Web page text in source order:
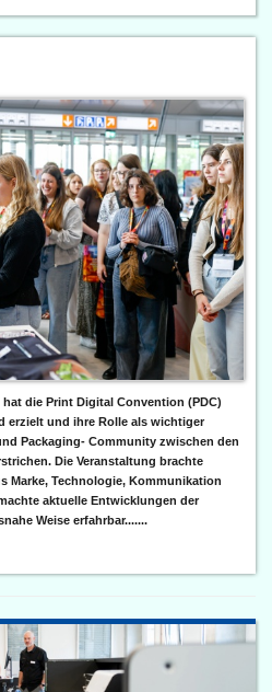
die Print Digital Convention (PDC)
erzielt und ihre Rolle als wichtiger
Packaging- Community zwischen den
Die Veranstaltung brachte
Marke, Technologie, Kommunikation
aktuelle Entwicklungen der
Weise erfahrbar.......